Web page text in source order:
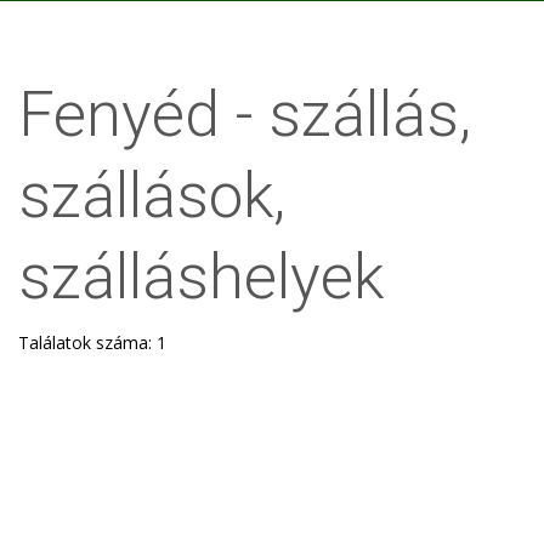
Fenyéd - szállás,
szállások,
szálláshelyek
Találatok száma: 1